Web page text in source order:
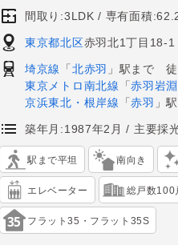
間取り:3LDK 専有面積
東京都北区赤羽北1丁目18-1
埼京線 「 北赤羽 」駅まで
東京メトロ南北線
「赤羽岩淵
京浜東北・根岸線
「赤羽 」
築年月:1987年2月 主要採
駅まで平坦 南向き
エレベーター 総戸数100
フラット35・フラット35S